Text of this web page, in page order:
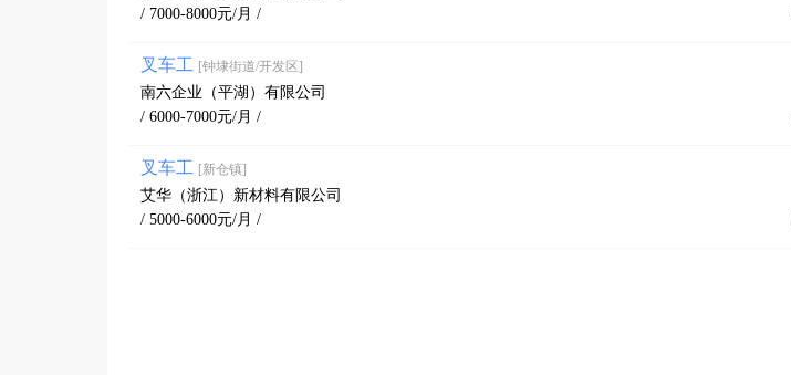
/ 7000-8000元/月 /
叉车工 [钟埭街道/开发区]
南六企业（平湖）有限公司
/ 6000-7000元/月 /
叉车工 [新仓镇]
艾华（浙江）新材料有限公司
/ 5000-6000元/月 /